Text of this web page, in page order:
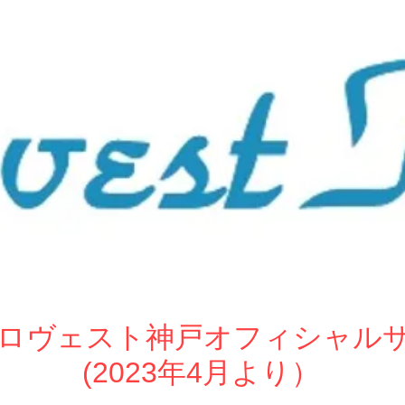
ヴェスト神戸オフィシャル
(2023年4月より）